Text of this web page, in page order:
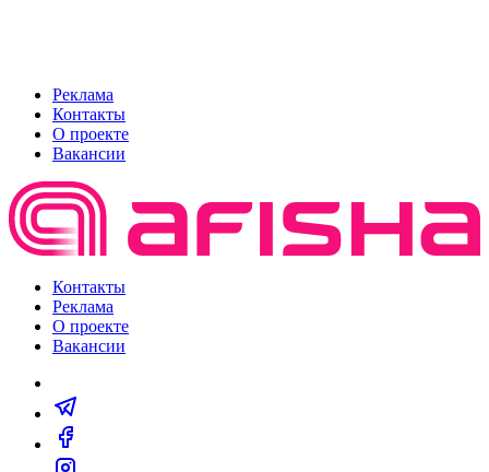
Реклама
Контакты
О проекте
Вакансии
Контакты
Реклама
О проекте
Вакансии